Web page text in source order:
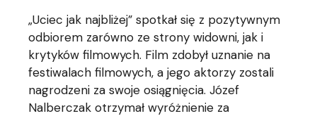
„Uciec jak najbliżej” spotkał się z pozytywnym
odbiorem zarówno ze strony widowni, jak i
krytyków filmowych. Film zdobył uznanie na
festiwalach filmowych, a jego aktorzy zostali
nagrodzeni za swoje osiągnięcia. Józef
Nalberczak otrzymał wyróżnienie za